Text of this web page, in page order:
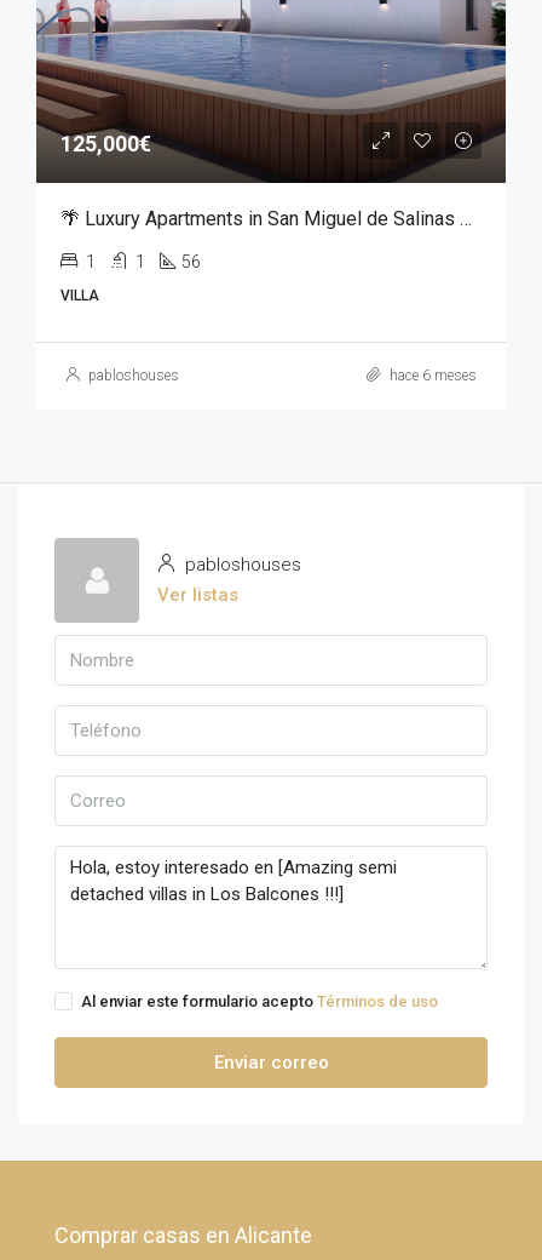
125,000€
🌴 Luxury Apartments in San Miguel de Salinas – From €125,000
1 1 56
VILLA
pabloshouses hace 6 meses
pabloshouses
Ver listas
Al enviar este formulario acepto Términos de uso
Enviar correo
Comprar casas en Alicante